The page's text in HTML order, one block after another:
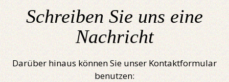
Schreiben Sie uns eine
Nachricht
Darüber hinaus können Sie unser Kontaktformular
benutzen: